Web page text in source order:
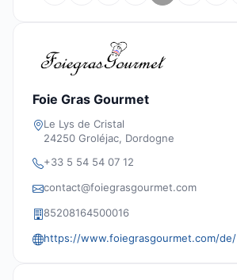
Foie Gras Gourmet
Le Lys de Cristal
24250 Groléjac, Dordogne
+33 5 54 54 07 12
contact@foiegrasgourmet.com
85208164500016
https://www.foiegrasgourmet.com/de/